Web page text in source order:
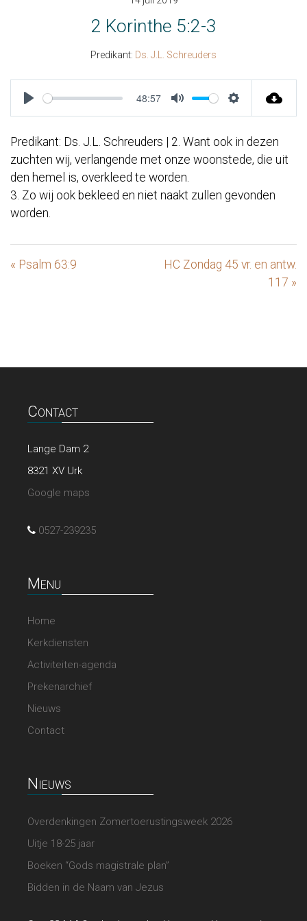
2 Korinthe 5:2-3
Predikant: Ds. J.L. Schreuders
Play
48:57
Mute Settings
Predikant: Ds. J.L. Schreuders | 2. Want ook in dezen
zuchten wij, verlangende met onze woonstede, die uit
den hemel is, overkleed te worden.
3. Zo wij ook bekleed en niet naakt zullen gevonden
worden.
« Psalm 63:9
HC Zondag 45 vr. en antw.
117 »
Contact
Lange Dam 2
8321 XV Urk
Google maps
0527-239235
Menu
Home
Kerkdiensten
Activiteiten-agenda
Prekenarchief
Nieuws
Contact
Nieuws
Overdenkingen Zomertoerustingsweek 2026
Uitje 18-25 jaar
Boeken “Gods magistrale plan”
Bidden in de Naam van Jezus